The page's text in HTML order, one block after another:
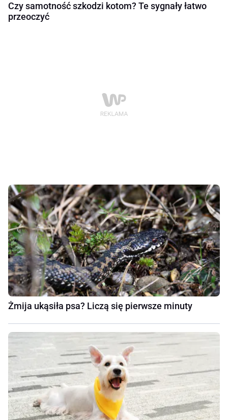
Czy samotność szkodzi kotom? Te sygnały łatwo
przeoczyć
Żmija ukąsiła psa? Liczą się pierwsze minuty